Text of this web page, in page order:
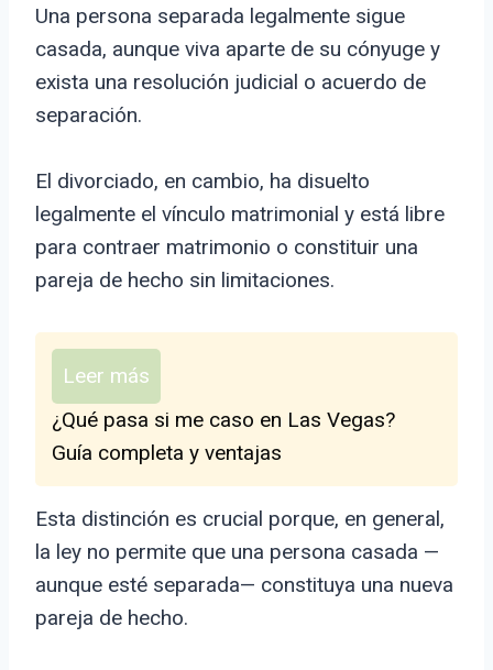
Una persona separada legalmente sigue
casada, aunque viva aparte de su cónyuge y
exista una resolución judicial o acuerdo de
separación.
El divorciado, en cambio, ha disuelto
legalmente el vínculo matrimonial y está libre
para contraer matrimonio o constituir una
pareja de hecho sin limitaciones.
Leer más
¿Qué pasa si me caso en Las Vegas?
Guía completa y ventajas
Esta distinción es crucial porque, en general,
la ley no permite que una persona casada —
aunque esté separada— constituya una nueva
pareja de hecho.